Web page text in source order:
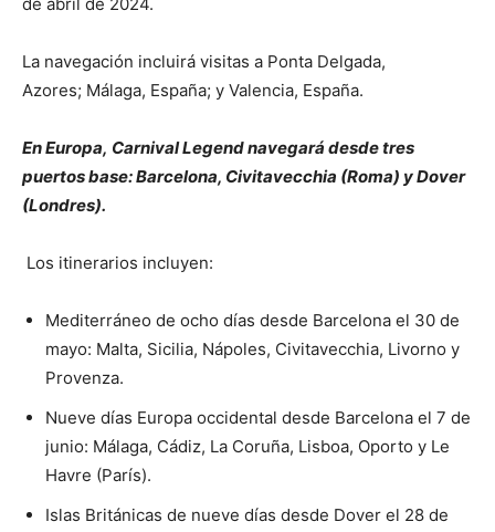
La navegación incluirá visitas a Ponta Delgada,
Azores; Málaga, España; y Valencia, España.
En Europa, Carnival Legend navegará desde tres
puertos base: Barcelona, ​​Civitavecchia (Roma) y Dover
(Londres).
Los itinerarios incluyen:
Mediterráneo de ocho días desde Barcelona el 30 de
mayo: Malta, Sicilia, Nápoles, Civitavecchia, Livorno y
Provenza.
Nueve días Europa occidental desde Barcelona el 7 de
junio: Málaga, Cádiz, La Coruña, Lisboa, Oporto y Le
Havre (París).
Islas Británicas de nueve días desde Dover el 28 de